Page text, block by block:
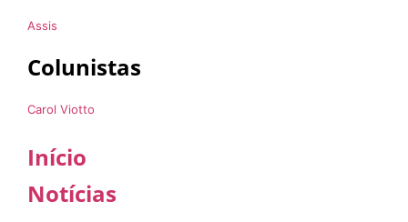
Assis
Colunistas
Carol Viotto
Início
Notícias